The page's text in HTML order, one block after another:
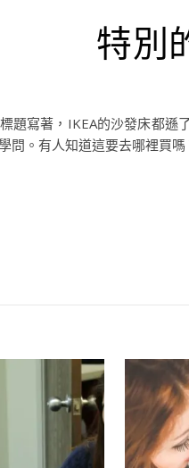
特別
題寫著，IKEA的沙發床都
問。有人知道這要去哪裡買嗎